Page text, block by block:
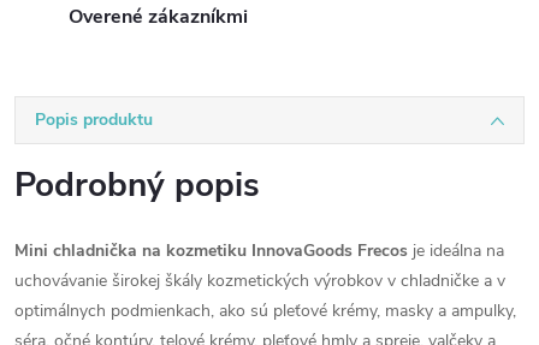
Overené zákazníkmi
Popis produktu
Podrobný popis
Mini chladnička na kozmetiku InnovaGoods Frecos je ideálna na
uchovávanie širokej škály kozmetických výrobkov v chladničke a v
optimálnych podmienkach, ako sú pleťové krémy, masky a ampulky,